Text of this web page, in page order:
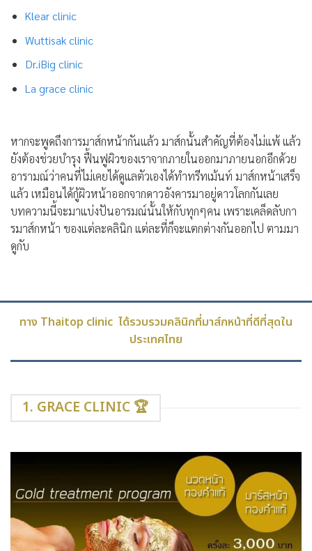
Klear clinic
Wuttisak clinic
Dr.iBig clinic
La grace clinic
หากจะพูดถึงการมาส์กหน้ากันแล้ว มาส์กนั้นสำคัญที่ต้องไม่แพ้ แล้ว
ยังต้องช่วยบำรุง ฟื้นฟูผิวของเราจากภายในออกมาภายนอกอีกด้วย
อารามณ์ว่าคนที่ไม่เคยได้ดูแลตัวเองได้ทำทรีทเม้นท์ มาส์กหน้าเสร็จ
แล้ว เหมือนได้กู้ผิวหน้าออกจากดาวอังคารมาอยู่ดาวโลกกันเลย
บทความนี้จะมาแบ่งปันอารมณ์นั้นให้กับทุกๆคน เพราะเคล็ดลับกา
รมาส์กหน้า ของแต่ละคลินิก แต่ละที่ก็จะแตกต่างกันออกไป ตามมา
ดูกับ
ทาง Thaitop clinic ได้รวบรวมคลินิกที่มาส์กหน้าที่ดีที่สุดใน
ประเทศไทย
1. GRACE CLINIC 🏆